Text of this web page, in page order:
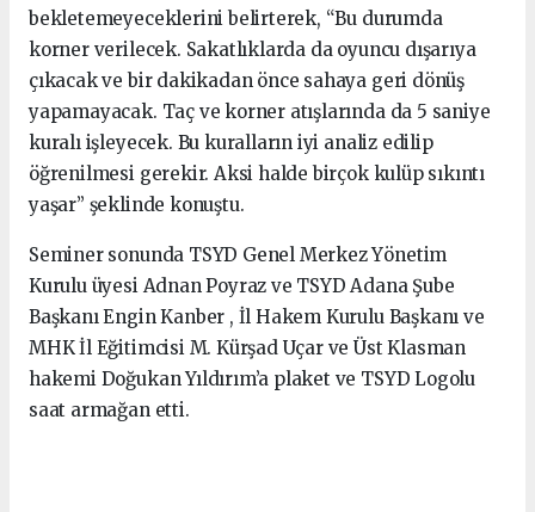
bekletemeyeceklerini belirterek, “Bu durumda
korner verilecek. Sakatlıklarda da oyuncu dışarıya
çıkacak ve bir dakikadan önce sahaya geri dönüş
yapamayacak. Taç ve korner atışlarında da 5 saniye
kuralı işleyecek. Bu kuralların iyi analiz edilip
öğrenilmesi gerekir. Aksi halde birçok kulüp sıkıntı
yaşar” şeklinde konuştu.
Seminer sonunda TSYD Genel Merkez Yönetim
Kurulu üyesi Adnan Poyraz ve TSYD Adana Şube
Başkanı Engin Kanber , İl Hakem Kurulu Başkanı ve
MHK İl Eğitimcisi M. Kürşad Uçar ve Üst Klasman
hakemi Doğukan Yıldırım’a plaket ve TSYD Logolu
saat armağan etti.